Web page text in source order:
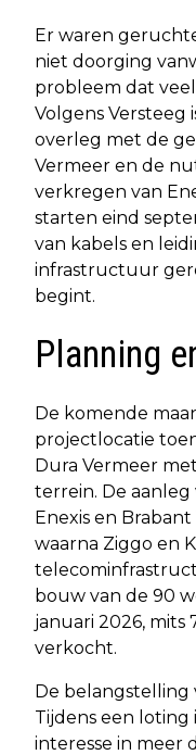
Er waren
niet doorging
probleem dat
Volgens Versteeg
overleg met de
Vermeer en de
verkregen van
starten eind
van kabels en
infrastructuur
begint.
Planning
De komende
projectlocatie
Dura Vermeer
terrein. De
Enexis en
waarna Ziggo en
bouw van de 90
januari 2026, mits
verkocht.
De belangstelling
Tijdens een loting
interesse in meer